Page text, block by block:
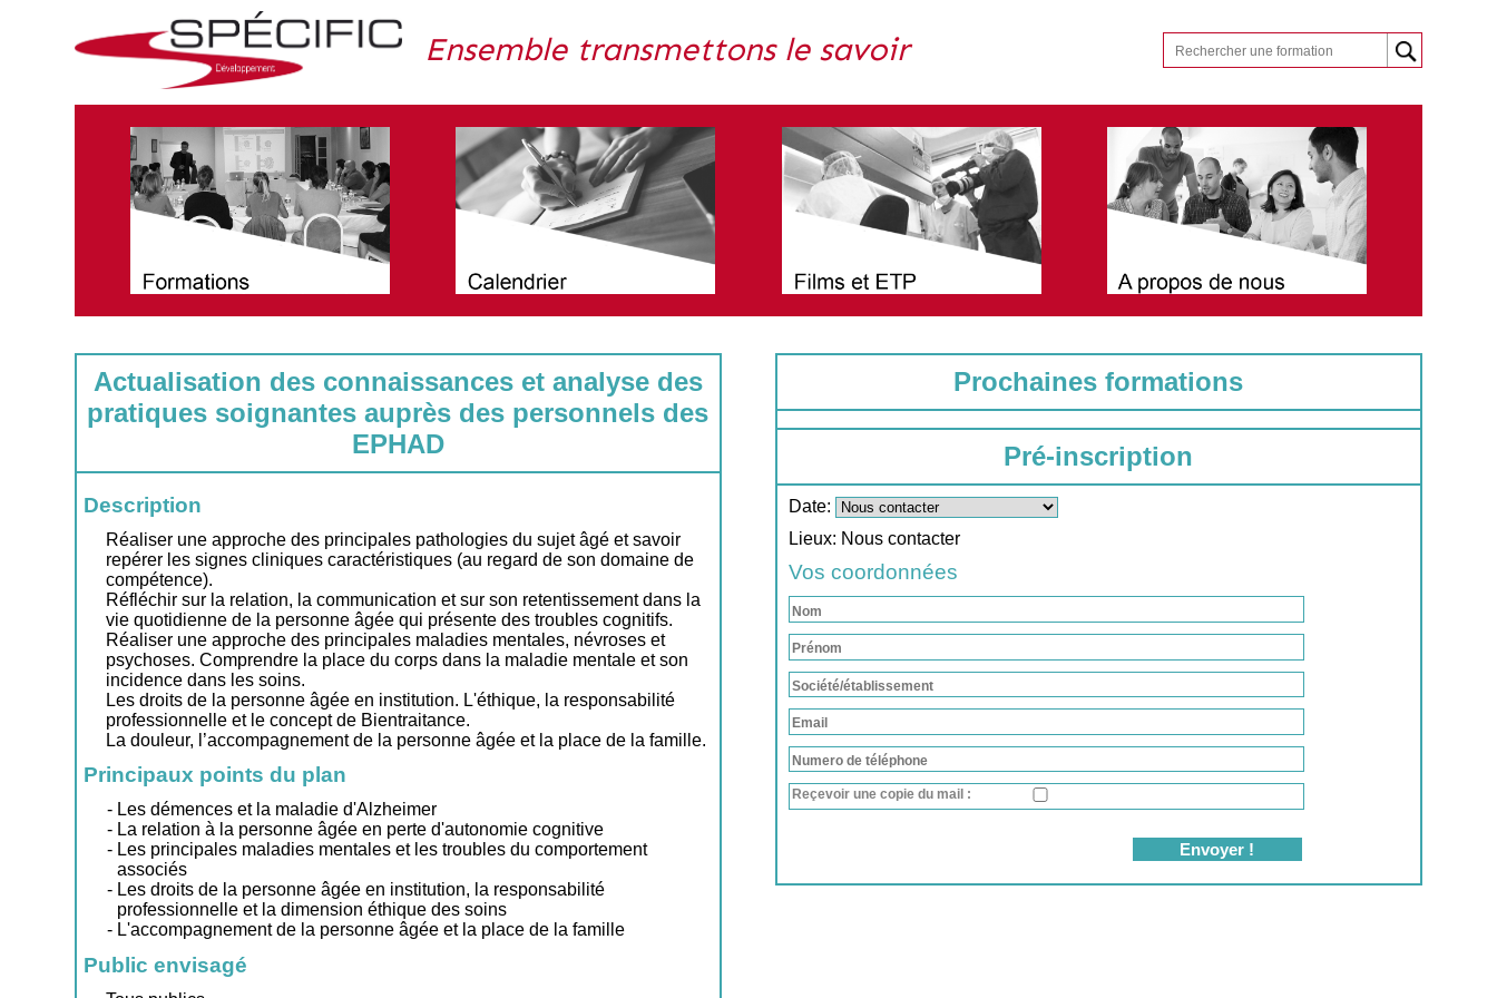
Ensemble transmettons le savoir
Actualisation des connaissances et analyse des
pratiques soignantes auprès des personnels des
EPHAD
Description
Réaliser une approche des principales pathologies du sujet âgé et savoir
repérer les signes cliniques caractéristiques (au regard de son domaine de
compétence).
Réfléchir sur la relation, la communication et sur son retentissement dans la
vie quotidienne de la personne âgée qui présente des troubles cognitifs.
Réaliser une approche des principales maladies mentales, névroses et
psychoses. Comprendre la place du corps dans la maladie mentale et son
incidence dans les soins.
Les droits de la personne âgée en institution. L'éthique, la responsabilité
professionnelle et le concept de Bientraitance.
La douleur, l’accompagnement de la personne âgée et la place de la famille.
Principaux points du plan
Les démences et la maladie d'Alzheimer
La relation à la personne âgée en perte d'autonomie cognitive
Les principales maladies mentales et les troubles du comportement
associés
Les droits de la personne âgée en institution, la responsabilité
professionnelle et la dimension éthique des soins
L'accompagnement de la personne âgée et la place de la famille
Public envisagé
Prochaines formations
Pré-inscription
Date:
Lieux: Nous contacter
Vos coordonnées
Reçevoir une copie du mail :